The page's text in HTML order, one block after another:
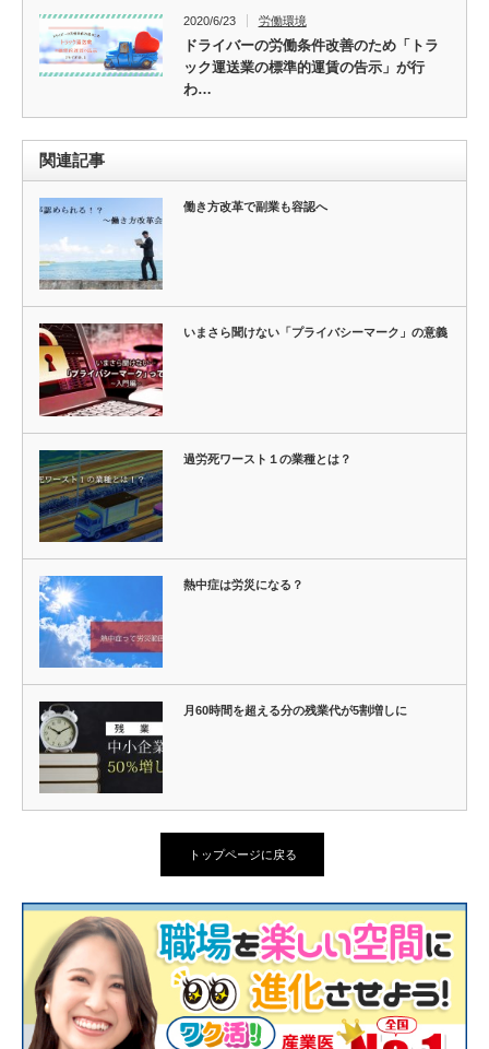
2020/6/23 労働環境
ドライバーの労働条件改善のため「トラ
ック運送業の標準的運賃の告示」が行
わ…
関連記事
働き方改革で副業も容認へ
いまさら聞けない「プライバシーマーク」の意義
過労死ワースト１の業種とは？
熱中症は労災になる？
月60時間を超える分の残業代が5割増しに
トップページに戻る